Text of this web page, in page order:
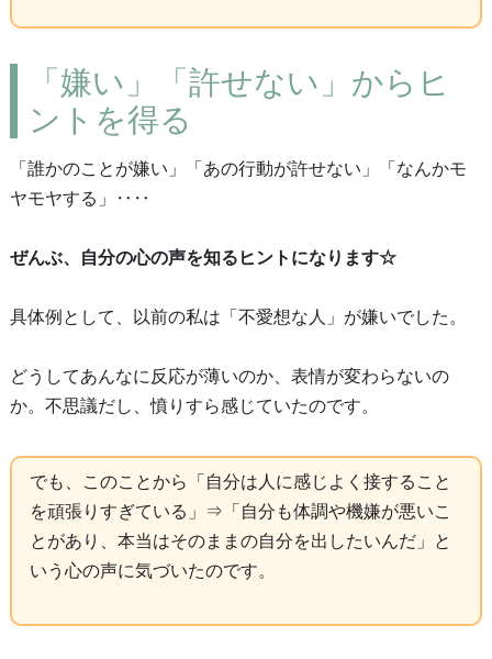
「嫌い」「許せない」からヒ
ントを得る
「誰かのことが嫌い」「あの行動が許せない」「なんかモ
ヤモヤする」‥‥
ぜんぶ、自分の心の声を知るヒントになります☆
具体例として、以前の私は「不愛想な人」が嫌いでした。
どうしてあんなに反応が薄いのか、表情が変わらないの
か。不思議だし、憤りすら感じていたのです。
でも、このことから「自分は人に感じよく接すること
を頑張りすぎている」⇒「自分も体調や機嫌が悪いこ
とがあり、本当はそのままの自分を出したいんだ」と
いう心の声に気づいたのです。